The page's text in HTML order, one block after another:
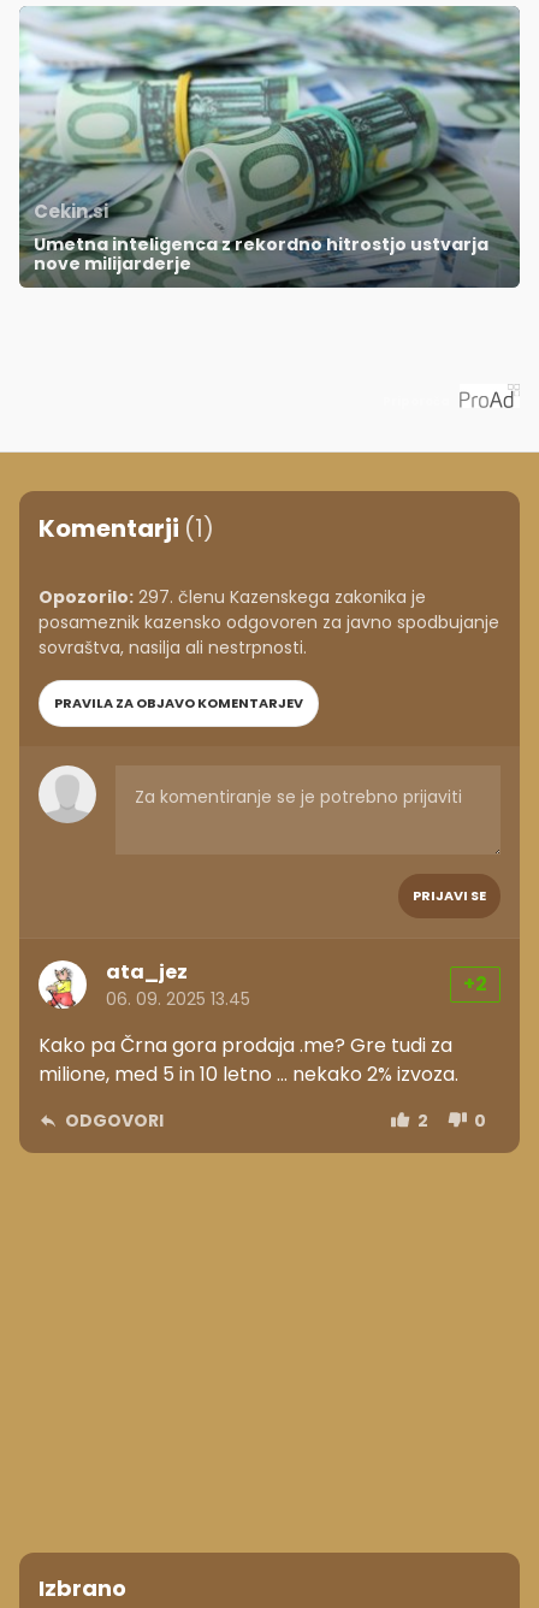
Cekin.si
Umetna inteligenca z rekordno hitrostjo ustvarja
nove milijarderje
Komentarji (1)
Opozorilo: 297. členu Kazenskega zakonika je
posameznik kazensko odgovoren za javno spodbujanje
sovraštva, nasilja ali nestrpnosti.
PRAVILA ZA OBJAVO KOMENTARJEV
PRIJAVI SE
ata_jez
06. 09. 2025 13.45
+2
Kako pa Črna gora prodaja .me? Gre tudi za
milione, med 5 in 10 letno ... nekako 2% izvoza.
ODGOVORI 2 0
Izbrano